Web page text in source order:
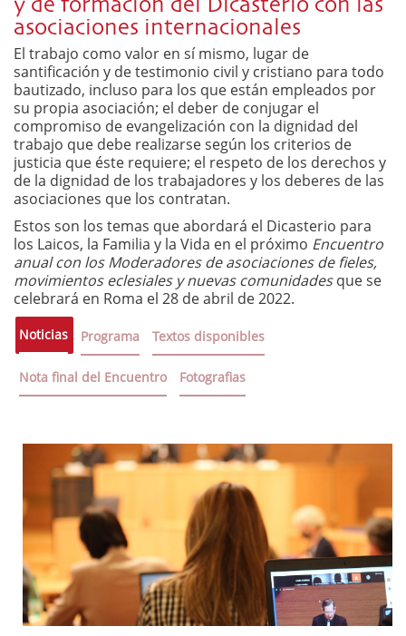
y de formación del Dicasterio con las
asociaciones internacionales
El trabajo como valor en sí mismo, lugar de
santificación y de testimonio civil y cristiano para todo
bautizado, incluso para los que están empleados por
su propia asociación; el deber de conjugar el
compromiso de evangelización con la dignidad del
trabajo que debe realizarse según los criterios de
justicia que éste requiere; el respeto de los derechos y
de la dignidad de los trabajadores y los deberes de las
asociaciones que los contratan.
Estos son los temas que abordará el Dicasterio para
los Laicos, la Familia y la Vida en el próximo Encuentro
anual con los Moderadores de asociaciones de fieles,
movimientos eclesiales y nuevas comunidadesque se
celebrará en Roma el 28 de abril de 2022.
Noticias Programa Textos disponibles
Nota final del Encuentro Fotografias